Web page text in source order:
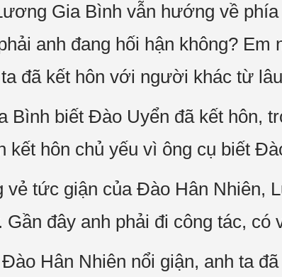
Gia Bình vẫn hướng về
anh đang hối hận không?
đã kết hôn với người khác từ
Bình biết Đào Uyển đã kết hôn,
kết hôn chủ yếu vì ông cụ biết
vẻ tức giận của Đào Hân Nhiên,
đây anh phải đi công tác, có
Hân Nhiên nổi giận, anh ta